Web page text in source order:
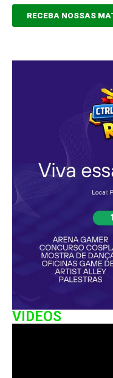
RECEBA NOSSAS
VIDEOS